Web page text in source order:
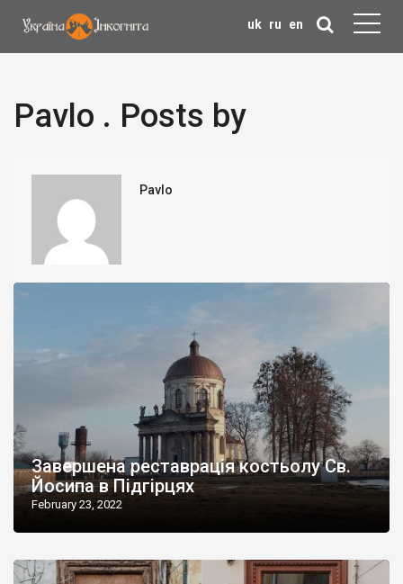
uk ru en
Pavlo . Posts by
Pavlo
Завершена реставрація костьолу Св.
Йосипа в Підгірцях
February 23, 2022